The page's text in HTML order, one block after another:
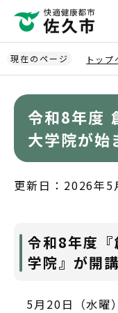
ペ
ー
ジ
現在のページ トッ
令和8年度
大学院が始
更新日：2026年5
令和8年度
学院』が開
5月20日（水曜